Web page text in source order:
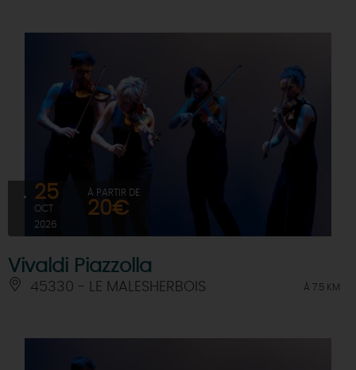
25
OCT
2026
À PARTIR DE
20€
Vivaldi Piazzolla
45330 - LE MALESHERBOIS À 7.5 KM